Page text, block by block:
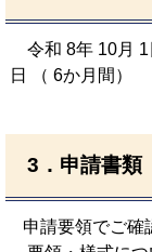
令和 8年 10月
日 （ 6か月間）
3．申請書類
申請要領でご確